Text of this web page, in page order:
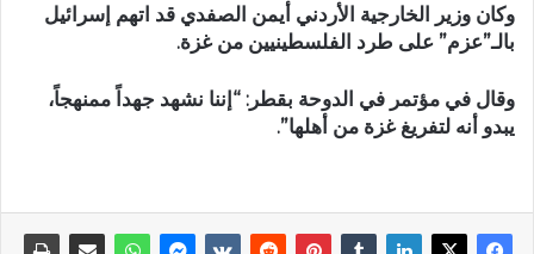
وكان وزير الخارجية الأردني أيمن الصفدي قد اتهم إسرائيل
بالـ”عزم” على طرد الفلسطينيين من غزة.
وقال في مؤتمر في الدوحة بقطر: “إننا نشهد جهداً ممنهجاً،
يبدو أنه لتفريغ غزة من أهلها”.